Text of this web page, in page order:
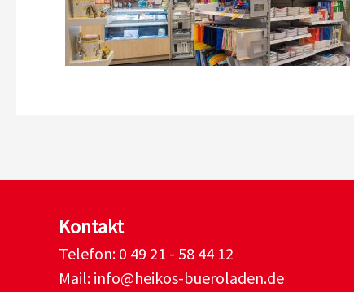
Kontakt
Telefon: 0 49 21 - 58 44 12
Mail: info@heikos-bueroladen.de